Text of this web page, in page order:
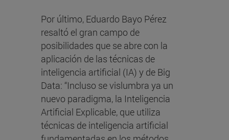
Por último, Eduardo Bayo Pérez
resaltó el gran campo de
posibilidades que se abre con la
aplicación de las técnicas de
inteligencia artificial (IA) y de Big
Data: “Incluso se vislumbra ya un
nuevo paradigma, la Inteligencia
Artificial Explicable, que utiliza
técnicas de inteligencia artificial